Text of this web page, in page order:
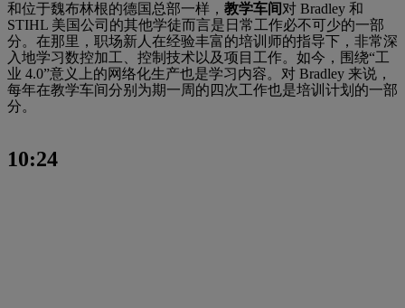
和位于魏布林根的德国总部一样， 教学车间对 Bradley 和
STIHL 美国公司的其他学徒而言是日常工作必不可少的一部
分。在那里，职场新人在经验丰富的培训师的指导下，非常深
入地学习数控加工、控制技术以及项目工作。如今，围绕“工
业 4.0”意义上的网络化生产也是学习内容。对 Bradley 来说，
每年在教学车间分别为期一周的四次工作也是培训计划的一部
分。
10:24